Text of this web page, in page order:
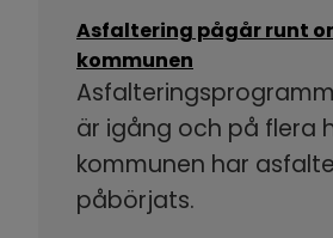
Asfaltering pågår runt
kommunen
är igång och på flera
kommunen har
påbörjats.